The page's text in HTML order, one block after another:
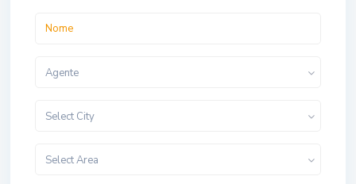
Agente
Select City
Select Area